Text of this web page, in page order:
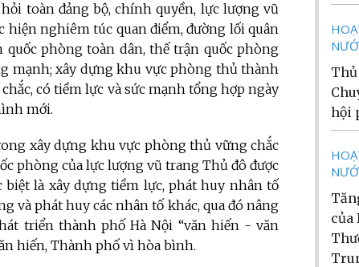
toàn đảng bộ, chính quyền, lực lượng vũ
nghiêm túc quan điểm, đường lối quân
phòng toàn dân, thế trận quốc phòng
mạnh; xây dựng khu vực phòng thủ thành
có tiềm lực và sức mạnh tổng hợp ngày
mới.
xây dựng khu vực phòng thủ vững chắc
phòng của lực lượng vũ trang Thủ đô được
là xây dựng tiềm lực, phát huy nhân tố
và phát huy các nhân tố khác, qua đó nâng
triển thành phố Hà Nội “văn hiến - văn
hiến, Thành phố vì hòa bình.
hội
của